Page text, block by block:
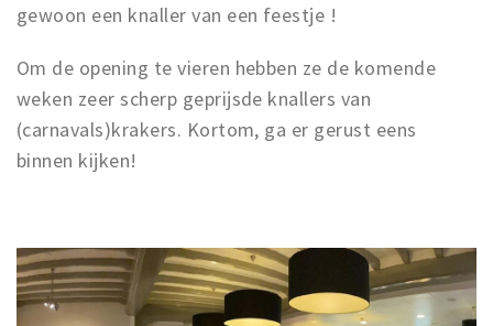
gewoon een knaller van een feestje !
Om de opening te vieren hebben ze de komende
weken zeer scherp geprijsde knallers van
(carnavals)krakers. Kortom, ga er gerust eens
binnen kijken!